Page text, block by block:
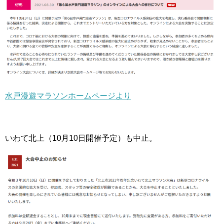
水戸漫遊マラソンホームページより
いわて北上（10月10日開催予定）も中止。